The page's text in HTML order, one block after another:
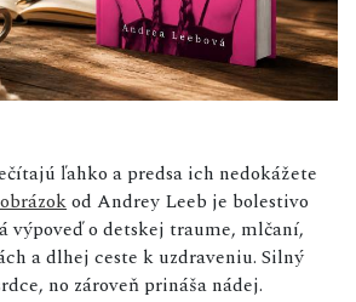
ľahko a predsa ich nedokážete
od Andrey Leeb je bolestivo
výpoveď o detskej traume, mlčaní,
a dlhej ceste k uzdraveniu. Silný
no zároveň prináša nádej.